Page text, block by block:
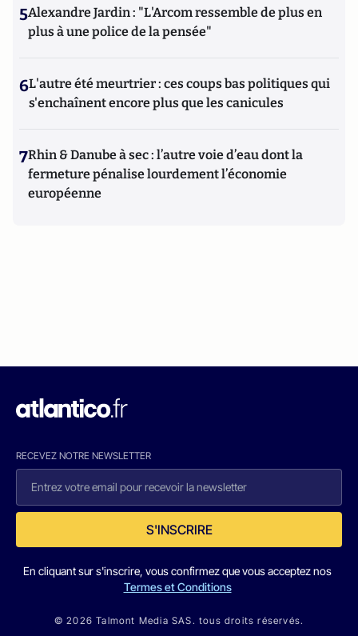
5Alexandre Jardin : "L'Arcom ressemble de plus en
plus à une police de la pensée"
6L'autre été meurtrier : ces coups bas politiques qui
s'enchaînent encore plus que les canicules
7Rhin & Danube à sec : l’autre voie d’eau dont la
fermeture pénalise lourdement l’économie
européenne
RECEVEZ NOTRE NEWSLETTER
S'INSCRIRE
En cliquant sur s'inscrire, vous confirmez que vous acceptez nos
Termes et Conditions
© 2026 Talmont Media SAS. tous droits réservés.